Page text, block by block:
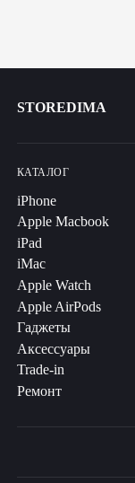
STOREDIMA
КАТАЛОГ
iPhone
Apple Macbook
iPad
iMac
Apple Watch
Apple AirPods
Гаджеты
Аксессуары
Trade-in
Ремонт